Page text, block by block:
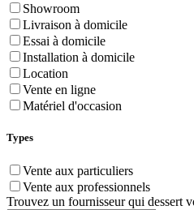
Showroom
Livraison à domicile
Essai à domicile
Installation à domicile
Location
Vente en ligne
Matériel d'occasion
Types
Vente aux particuliers
Vente aux professionnels
Trouvez un fournisseur qui dessert